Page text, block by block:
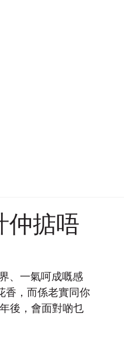
仲掂唔
、一氣呵成嘅感
香，而係老實同你
後，會面對啲乜